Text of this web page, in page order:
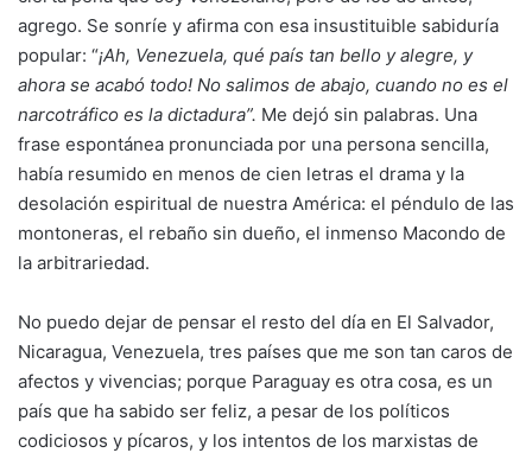
agrego. Se sonríe y afirma con esa insustituible sabiduría
popular: “¡Ah, Venezuela, qué país tan bello y alegre, y
ahora se acabó todo! No salimos de abajo, cuando no es el
narcotráfico es la dictadura”. Me dejó sin palabras. Una
frase espontánea pronunciada por una persona sencilla,
había resumido en menos de cien letras el drama y la
desolación espiritual de nuestra América: el péndulo de las
montoneras, el rebaño sin dueño, el inmenso Macondo de
la arbitrariedad.
No puedo dejar de pensar el resto del día en El Salvador,
Nicaragua, Venezuela, tres países que me son tan caros de
afectos y vivencias; porque Paraguay es otra cosa, es un
país que ha sabido ser feliz, a pesar de los políticos
codiciosos y pícaros, y los intentos de los marxistas de